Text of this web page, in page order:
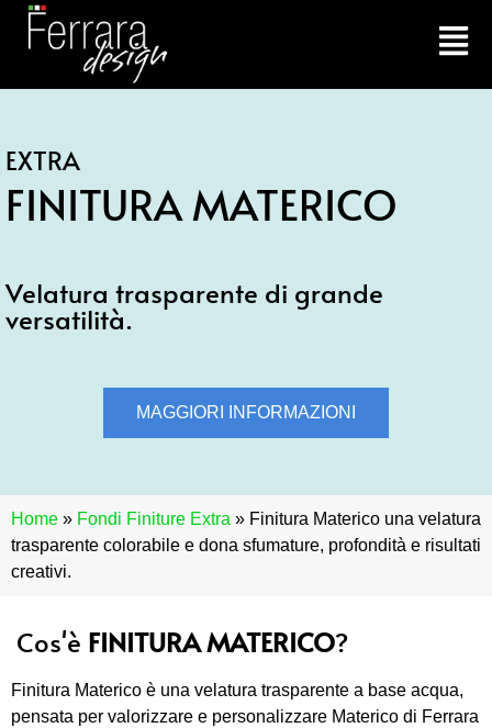
EXTRA
FINITURA MATERICO
Velatura trasparente di grande
versatilità.
MAGGIORI INFORMAZIONI
Home » Fondi Finiture Extra » Finitura Materico una velatura
trasparente colorabile e dona sfumature, profondità e risultati
creativi.
Cos'è FINITURA MATERICO?
Finitura Materico è una velatura trasparente a base acqua,
pensata per valorizzare e personalizzare Materico di Ferrara